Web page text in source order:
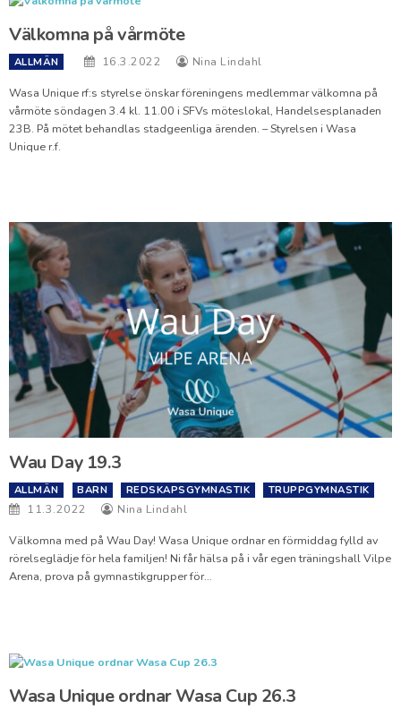
Välkomna på vårmöte
ALLMÄN 16.3.2022 Nina Lindahl
Wasa Unique rf:s styrelse önskar föreningens medlemmar välkomna på
vårmöte söndagen 3.4 kl. 11.00 i SFVs möteslokal, Handelsesplanaden
23B. På mötet behandlas stadgeenliga ärenden. – Styrelsen i Wasa
Unique r.f.
Wau Day 19.3
ALLMÄN BARN REDSKAPSGYMNASTIK TRUPPGYMNASTIK
11.3.2022 Nina Lindahl
Välkomna med på Wau Day! Wasa Unique ordnar en förmiddag fylld av
rörelseglädje för hela familjen! Ni får hälsa på i vår egen träningshall Vilpe
Arena, prova på gymnastikgrupper för…
Wasa Unique ordnar Wasa Cup 26.3